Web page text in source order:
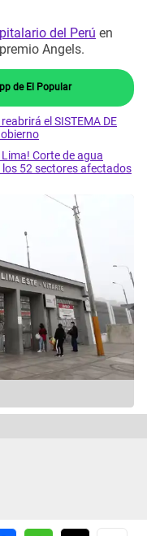
del Perú en
Angels.
de El Popular
el SISTEMA DE
Lima! Corte de agua
los 52 sectores afectados